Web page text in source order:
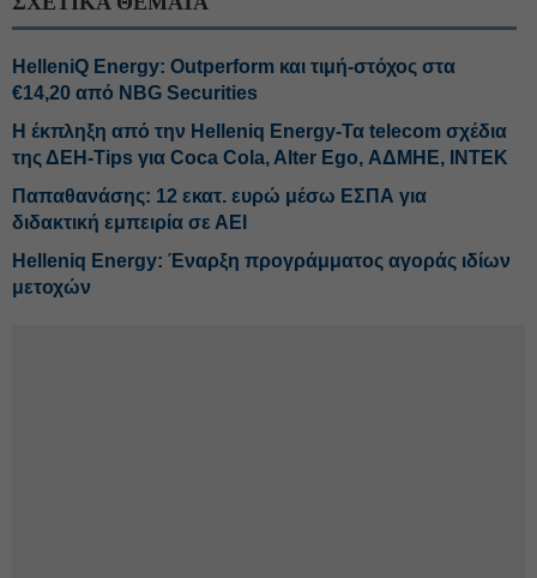
HelleniQ Energy: Outperform και τιμή-στόχος στα
€14,20 από NBG Securities
H έκπληξη από την Helleniq Energy-Τα telecom σχέδια
της ΔΕΗ-Tips για Coca Cola, Alter Ego, ΑΔΜΗΕ, ΙΝΤΕΚ
Παπαθανάσης: 12 εκατ. ευρώ μέσω ΕΣΠΑ για
διδακτική εμπειρία σε ΑΕΙ
Helleniq Energy: Έναρξη προγράμματος αγοράς ιδίων
μετοχών